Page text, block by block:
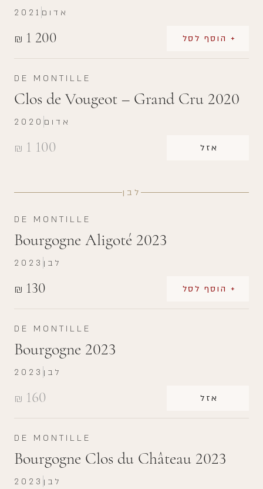
₪ 1 200 + הוסף לסל
2021 אדום
DE MONTILLE
Clos de Vougeot – Grand Cru 2020
₪ 1 100 אזל
2020 אדום
לבן
DE MONTILLE
Bourgogne Aligoté 2023
₪ 130 + הוסף לסל
2023 לבן
DE MONTILLE
Bourgogne 2023
₪ 160 אזל
2023 לבן
DE MONTILLE
Bourgogne Clos du Château 2023
2023 לבן